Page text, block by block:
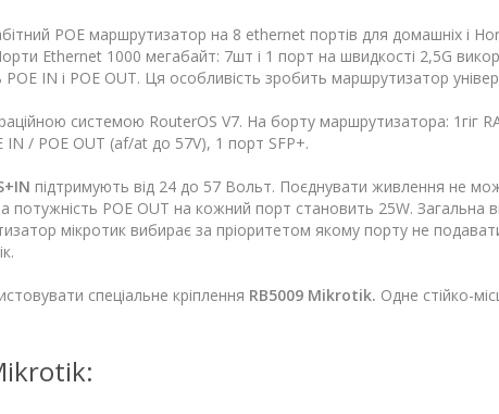
РОЕ маршрутизатор на 8 ethernet портів для домашніх і
Ethernet 1000 мегабайт: 7шт і 1 порт на швидкості 2,5G
POE IN і POE OUT. Ця особливість зробить маршрутизатор
системою RouterOS V7. На борту маршрутизатора: 1гіг
/ POE OUT (af/at до 57V), 1 порт SFP+.
підтримують від 24 до 57 Вольт. Поєднувати живлення не
потужність POE OUT на кожний порт становить 25W. Загальна
мікротик вибирає за пріоритетом якому порту не
спеціальне кріплення RB5009 Mikrotik. Одне стійко-